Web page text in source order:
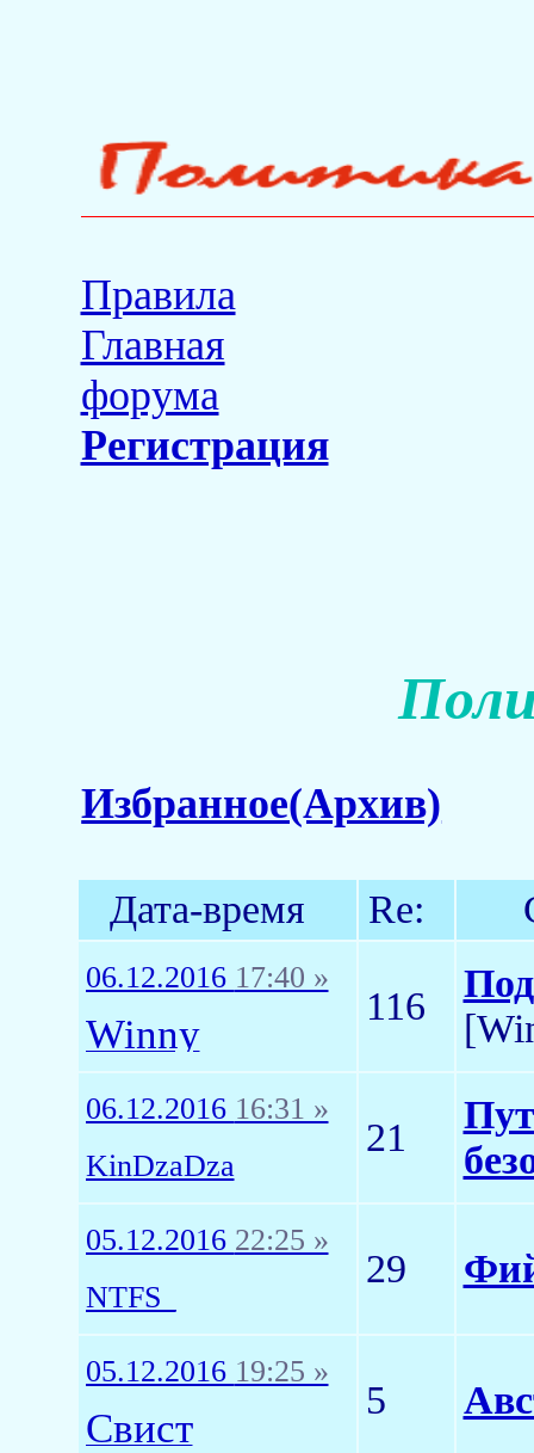
Правила
Главная
форума
Регистрация
Избранное(Архив)
Дата-время Re:
06.12.2016 17:40 »
Winny
116
06.12.2016 16:31 »
KinDzaDza
21
05.12.2016 22:25 »
NTFS_
29
05.12.2016 19:25 »
Свист
5